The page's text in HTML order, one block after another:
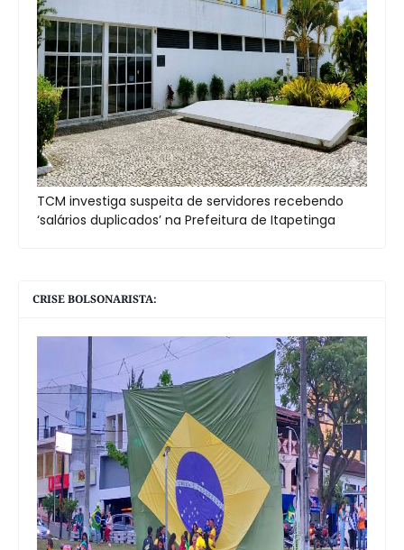
TCM investiga suspeita de servidores recebendo
‘salários duplicados’ na Prefeitura de Itapetinga
CRISE BOLSONARISTA: